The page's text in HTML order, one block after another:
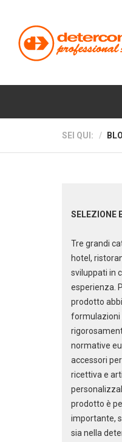
SEI QUI:
SELEZIONE
Tre grandi
hotel,
sviluppati in
esperienza.
prodotto
formulazioni
normative
accessori
ricettiva e
prodotto è
importante,
sia nella